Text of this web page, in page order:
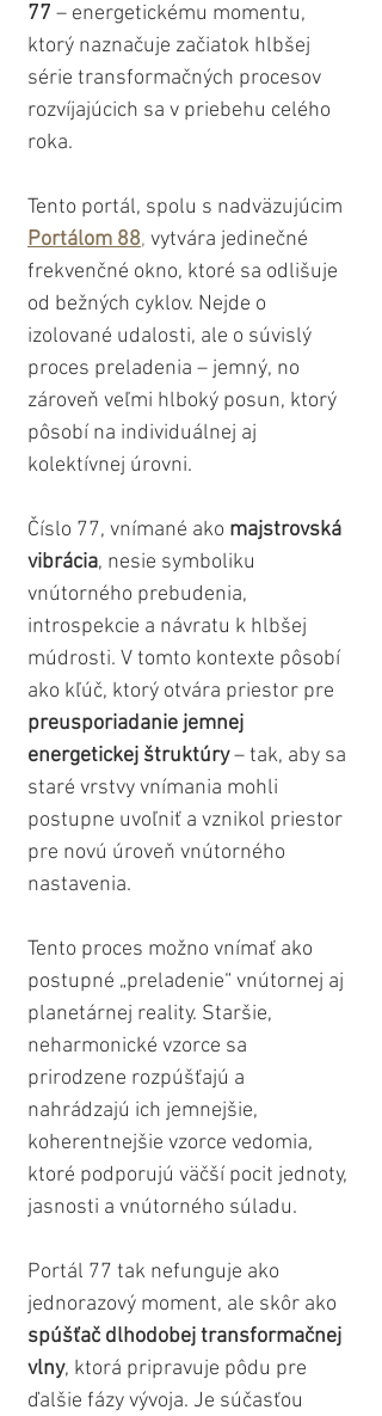
77 – energetickému momentu,
ktorý naznačuje začiatok hlbšej
série transformačných procesov
rozvíjajúcich sa v priebehu celého
roka.
Tento portál, spolu s nadväzujúcim
Portálom 88, vytvára jedinečné
frekvenčné okno, ktoré sa odlišuje
od bežných cyklov. Nejde o
izolované udalosti, ale o súvislý
proces preladenia – jemný, no
zároveň veľmi hlboký posun, ktorý
pôsobí na individuálnej aj
kolektívnej úrovni.
Číslo 77, vnímané ako majstrovská
vibrácia, nesie symboliku
vnútorného prebudenia,
introspekcie a návratu k hlbšej
múdrosti. V tomto kontexte pôsobí
ako kľúč, ktorý otvára priestor pre
preusporiadanie jemnej
energetickej štruktúry – tak, aby sa
staré vrstvy vnímania mohli
postupne uvoľniť a vznikol priestor
pre novú úroveň vnútorného
nastavenia.
Tento proces možno vnímať ako
postupné „preladenie“ vnútornej aj
planetárnej reality. Staršie,
neharmonické vzorce sa
prirodzene rozpúšťajú a
nahrádzajú ich jemnejšie,
koherentnejšie vzorce vedomia,
ktoré podporujú väčší pocit jednoty,
jasnosti a vnútorného súladu.
Portál 77 tak nefunguje ako
jednorazový moment, ale skôr ako
spúšťač dlhodobej transformačnej
vlny, ktorá pripravuje pôdu pre
ďalšie fázy vývoja. Je súčasťou